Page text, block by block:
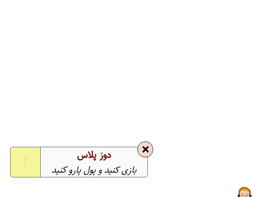
❌ دوز پلاس
بازی کنید و پول پارو کنید